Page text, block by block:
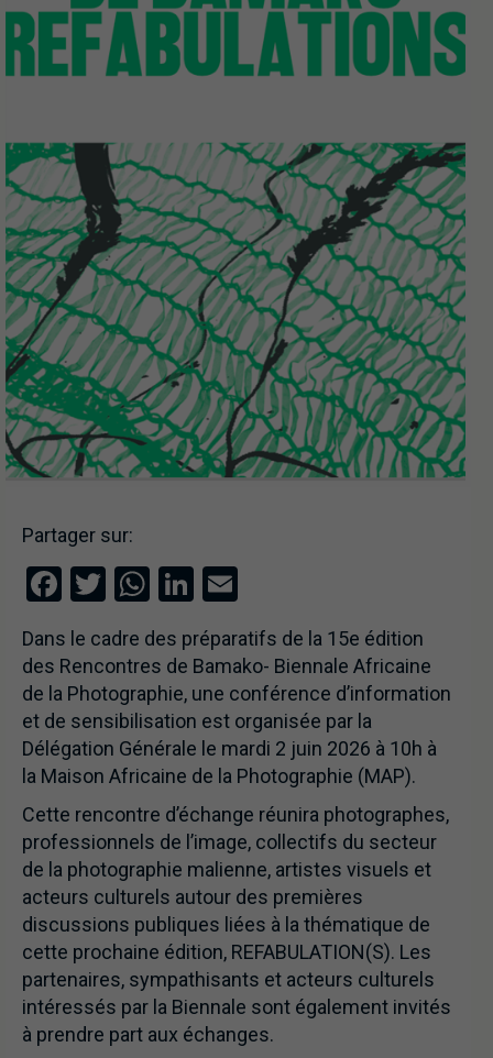
Partager sur:
Facebook
TwitterWhatsApp
LinkedIn
Dans le cadre des préparatifs de la 15e édition
des Rencontres de Bamako- Biennale Africaine
de la Photographie, une conférence d’information
et de sensibilisation est organisée par la
Délégation Générale le mardi 2 juin 2026 à 10h à
la Maison Africaine de la Photographie (MAP).
Cette rencontre d’échange réunira photographes,
professionnels de l’image, collectifs du secteur
de la photographie malienne, artistes visuels et
acteurs culturels autour des premières
discussions publiques liées à la thématique de
cette prochaine édition, REFABULATION(S). Les
partenaires, sympathisants et acteurs culturels
intéressés par la Biennale sont également invités
à prendre part aux échanges.